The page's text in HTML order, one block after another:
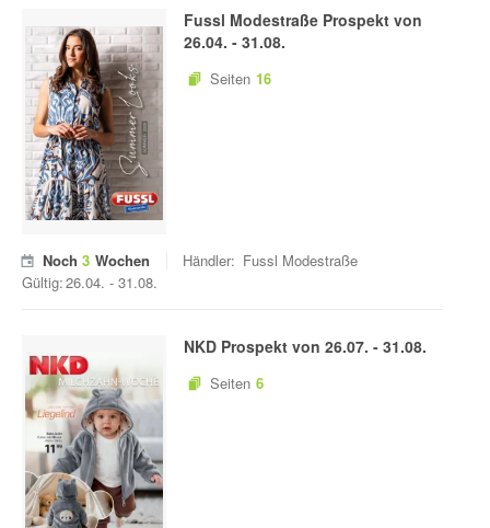
Fussl Modestraße Prospekt von
26.04. - 31.08.
Seiten 16
Noch 3 Wochen
Gültig:26.04. - 31.08.
Händler: Fussl Modestraße
NKD Prospekt von 26.07. - 31.08.
Seiten 6